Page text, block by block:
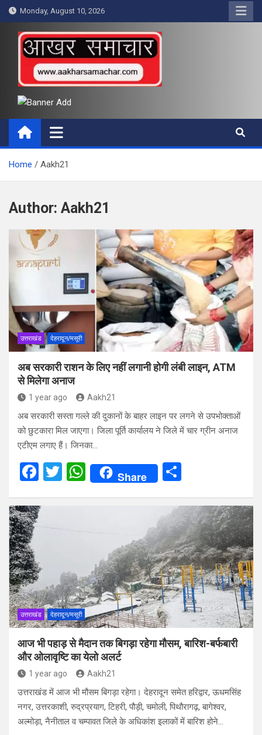
Skip
to
content
Monday, August 10, 2026
आखर समाचार
Home Aakh21
Author: Aakh21
उत्तराखंड देहरादून/मसूरी
अब सरकारी राशन के लिए नहीं लगानी होगी लंबी लाइन, ATM
से मिलेगा अनाज
1 year ago Aakh21
अब सरकारी सस्ता गल्ले की दुकानों के बाहर लाइन पर लगने से उपभोक्ताओं
को छुटकारा मिल जाएगा। जिला पूर्ति कार्यालय ने जिले में चार ग्रीन अनाज
एटीएम लगाए हैं। जिनका…
F
ce
b
o
k
T
W
h
s
p
p
Share
ar
e
उत्तराखंड देहरादून/मसूरी
आज भी पहाड़ से मैदान तक बिगड़ा रहेगा मौसम, बारिश-बर्फबारी
और ओलावृष्टि का येलो अलर्ट
1 year ago Aakh21
उत्तराखंड में आज भी मौसम बिगड़ा रहेगा। देहरादून समेत हरिद्वार, ऊधमसिंह
नगर, उत्तरकाशी, रुद्रप्रयाग, टिहरी, पौड़ी, चमोली, पिथौरागढ़, बागेश्वर,
अल्मोड़ा, नैनीताल व चम्पावत जिले के अधिकांश इलाकों में बारिश होने…